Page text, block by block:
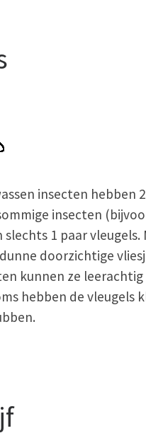
insecten hebben
insecten
1 paar vleugels.
doorzichtige
kunnen ze
hebben de vleugels